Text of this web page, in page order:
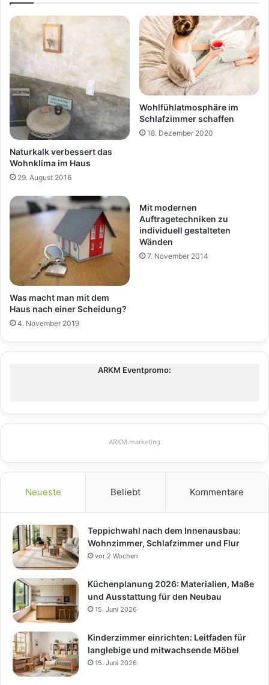
Naturkalk verbessert das
Wohnklima im Haus
29. August 2016
Wohlfühlatmosphäre im
Schlafzimmer schaffen
18. Dezember 2020
Was macht man mit dem
Haus nach einer Scheidung?
4. November 2019
Mit modernen
Auftragetechniken zu
individuell gestalteten
Wänden
7. November 2014
ARKM Eventpromo:
ARKM.marketing
Neueste Beliebt Kommentare
Teppichwahl nach dem Innenausbau:
Wohnzimmer, Schlafzimmer und Flur
vor 2 Wochen
Küchenplanung 2026: Materialien, Maße
und Ausstattung für den Neubau
15. Juni 2026
Kinderzimmer einrichten: Leitfaden für
langlebige und mitwachsende Möbel
15. Juni 2026